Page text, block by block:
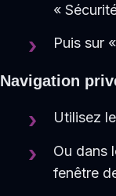
«
Puis sur
Navigation
Utilisez
Ou dans
fenêtre